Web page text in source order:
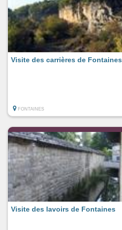
Visite des carrières de Fontaines
FONTAINES
Visite des lavoirs de Fontaines